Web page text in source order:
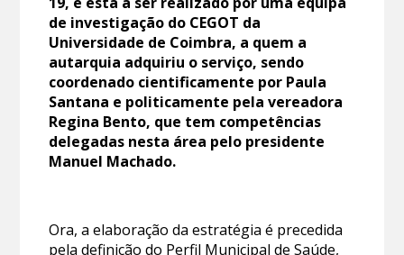
de investigação do CEGOT da
Universidade de Coimbra, a quem a
autarquia adquiriu o serviço, sendo
coordenado cientificamente por Paula
Santana e politicamente pela vereadora
Regina Bento, que tem competências
delegadas nesta área pelo presidente
Manuel Machado.
Ora, a elaboração da estratégia é precedida
pela definição do Perfil Municipal de Saúde,